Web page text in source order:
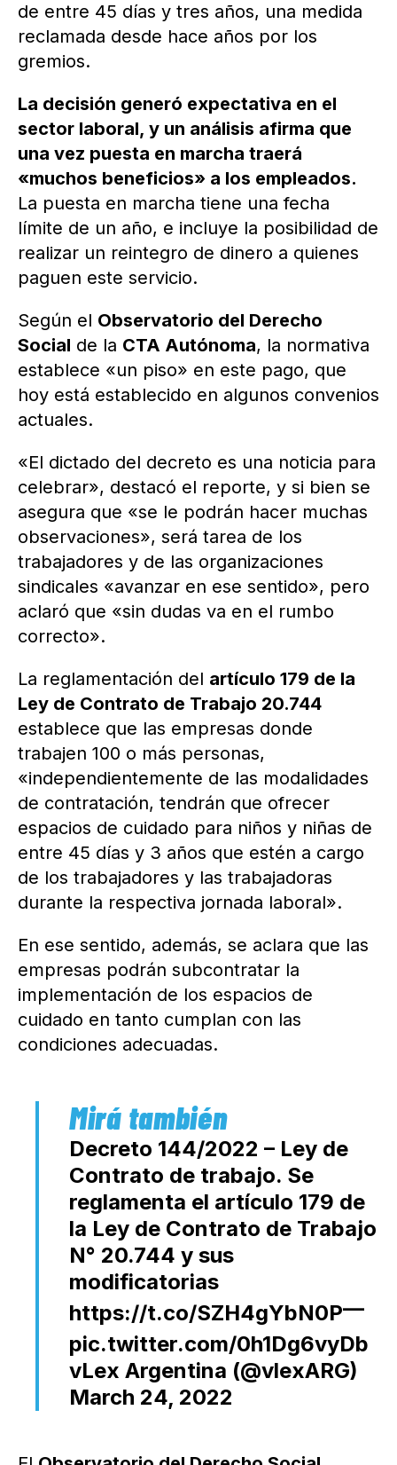
de entre 45 días y tres años, una medida
reclamada desde hace años por los
gremios.
La decisión generó expectativa en el
sector laboral, y un análisis afirma que
una vez puesta en marcha traerá
«muchos beneficios» a los empleados.
La puesta en marcha tiene una fecha
límite de un año, e incluye la posibilidad de
realizar un reintegro de dinero a quienes
paguen este servicio.
Según el Observatorio del Derecho
Social de la CTA Autónoma, la normativa
establece «un piso» en este pago, que
hoy está establecido en algunos convenios
actuales.
«El dictado del decreto es una noticia para
celebrar», destacó el reporte, y si bien se
asegura que «se le podrán hacer muchas
observaciones», será tarea de los
trabajadores y de las organizaciones
sindicales «avanzar en ese sentido», pero
aclaró que «sin dudas va en el rumbo
correcto».
La reglamentación del artículo 179 de la
Ley de Contrato de Trabajo 20.744
establece que las empresas donde
trabajen 100 o más personas,
«independientemente de las modalidades
de contratación, tendrán que ofrecer
espacios de cuidado para niños y niñas de
entre 45 días y 3 años que estén a cargo
de los trabajadores y las trabajadoras
durante la respectiva jornada laboral».
En ese sentido, además, se aclara que las
empresas podrán subcontratar la
implementación de los espacios de
cuidado en tanto cumplan con las
condiciones adecuadas.
Decreto 144/2022 – Ley de
Contrato de trabajo. Se
reglamenta el artículo 179 de
la Ley de Contrato de Trabajo
N° 20.744 y sus
modificatorias
https://t.co/SZH4gYbN0P
pic.twitter.com/0h1Dg6vyDb
—
vLex Argentina (@vlexARG)
March 24, 2022